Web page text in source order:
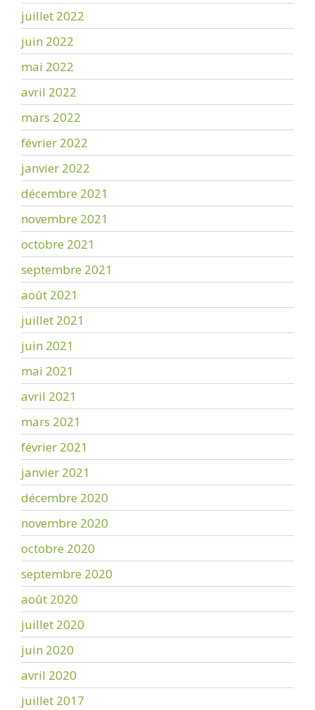
juillet 2022
juin 2022
mai 2022
avril 2022
mars 2022
février 2022
janvier 2022
décembre 2021
novembre 2021
octobre 2021
septembre 2021
août 2021
juillet 2021
juin 2021
mai 2021
avril 2021
mars 2021
février 2021
janvier 2021
décembre 2020
novembre 2020
octobre 2020
septembre 2020
août 2020
juillet 2020
juin 2020
avril 2020
juillet 2017